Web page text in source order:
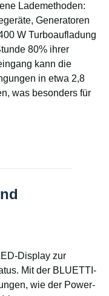
Lademethoden:
Generatoren
W Turboaufladung
80% ihrer
kann die
in etwa 2,8
was besonders für
Display zur
Mit der BLUETTI-
wie der Power-